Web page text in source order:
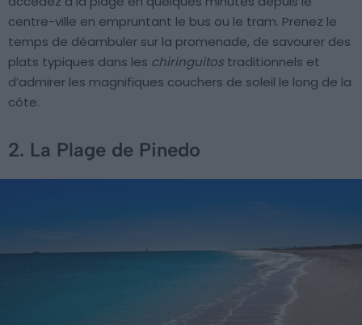
centre-ville en empruntant le bus ou le tram. Prenez le
temps de déambuler sur la promenade, de savourer des
plats typiques dans les chiringuitos traditionnels et
d’admirer les magnifiques couchers de soleil le long de la
côte.
2. La Plage de Pinedo